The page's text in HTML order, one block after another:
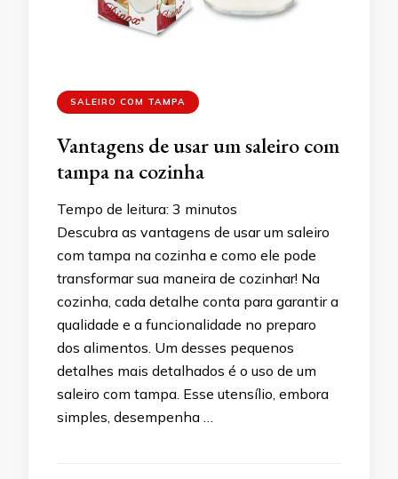
SALEIRO COM TAMPA
Vantagens de usar um saleiro com
tampa na cozinha
Tempo de leitura: 3 minutos
Descubra as vantagens de usar um saleiro
com tampa na cozinha e como ele pode
transformar sua maneira de cozinhar! Na
cozinha, cada detalhe conta para garantir a
qualidade e a funcionalidade no preparo
dos alimentos. Um desses pequenos
detalhes mais detalhados é o uso de um
saleiro com tampa. Esse utensílio, embora
simples, desempenha …